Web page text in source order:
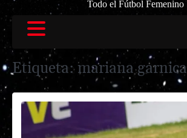
Todo el Fútbol Femenino
Etiqueta:mariana garnica